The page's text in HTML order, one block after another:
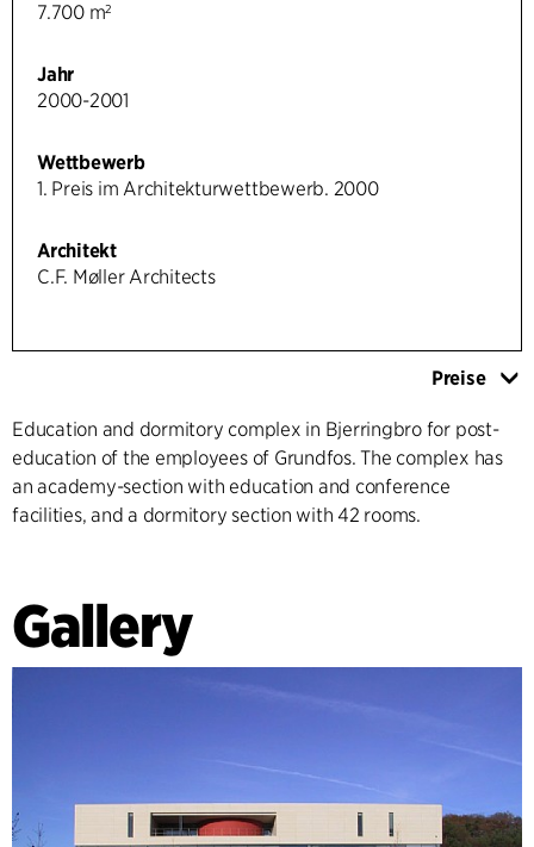
7.700 m²
Jahr
2000-2001
Wettbewerb
1. Preis im Architekturwettbewerb. 2000
Architekt
C.F. Møller Architects
Preise
Education and dormitory complex in Bjerringbro for post-
education of the employees of Grundfos. The complex has
an academy-section with education and conference
facilities, and a dormitory section with 42 rooms.
Gallery